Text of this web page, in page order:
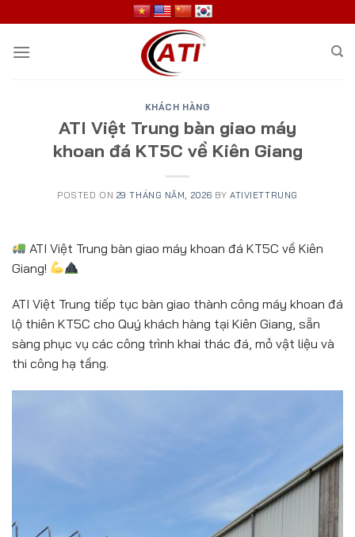
to
content
KHÁCH HÀNG
ATI Việt Trung bàn giao máy
khoan đá KT5C về Kiên Giang
POSTED ON 29 THÁNG NĂM, 2026 BYATIVIETTRUNG
ATI Việt Trung bàn giao máy khoan đá KT5C về Kiên
Giang!
ATI Việt Trung tiếp tục bàn giao thành công máy khoan đá
lộ thiên KT5C cho Quý khách hàng tại Kiên Giang, sẵn
sàng phục vụ các công trình khai thác đá, mỏ vật liệu và
thi công hạ tầng.